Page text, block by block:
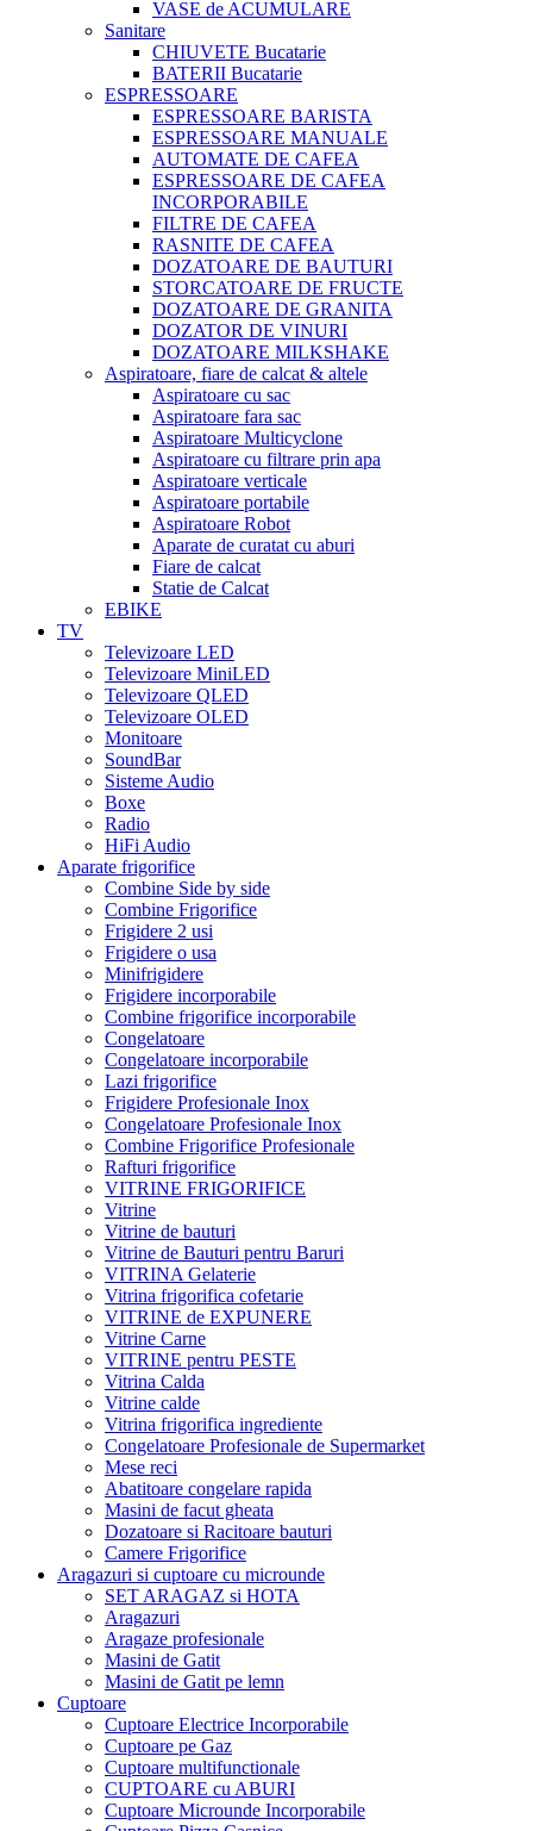
VASE de ACUMULARE
Sanitare
CHIUVETE Bucatarie
BATERII Bucatarie
ESPRESSOARE
ESPRESSOARE BARISTA
ESPRESSOARE MANUALE
AUTOMATE DE CAFEA
ESPRESSOARE DE CAFEA
INCORPORABILE
FILTRE DE CAFEA
RASNITE DE CAFEA
DOZATOARE DE BAUTURI
STORCATOARE DE FRUCTE
DOZATOARE DE GRANITA
DOZATOR DE VINURI
DOZATOARE MILKSHAKE
Aspiratoare, fiare de calcat & altele
Aspiratoare cu sac
Aspiratoare fara sac
Aspiratoare Multicyclone
Aspiratoare cu filtrare prin apa
Aspiratoare verticale
Aspiratoare portabile
Aspiratoare Robot
Aparate de curatat cu aburi
Fiare de calcat
Statie de Calcat
EBIKE
TV
Televizoare LED
Televizoare MiniLED
Televizoare QLED
Televizoare OLED
Monitoare
SoundBar
Sisteme Audio
Boxe
Radio
HiFi Audio
Aparate frigorifice
Combine Side by side
Combine Frigorifice
Frigidere 2 usi
Frigidere o usa
Minifrigidere
Frigidere incorporabile
Combine frigorifice incorporabile
Congelatoare
Congelatoare incorporabile
Lazi frigorifice
Frigidere Profesionale Inox
Congelatoare Profesionale Inox
Combine Frigorifice Profesionale
Rafturi frigorifice
VITRINE FRIGORIFICE
Vitrine
Vitrine de bauturi
Vitrine de Bauturi pentru Baruri
VITRINA Gelaterie
Vitrina frigorifica cofetarie
VITRINE de EXPUNERE
Vitrine Carne
VITRINE pentru PESTE
Vitrina Calda
Vitrine calde
Vitrina frigorifica ingrediente
Congelatoare Profesionale de Supermarket
Mese reci
Abatitoare congelare rapida
Masini de facut gheata
Dozatoare si Racitoare bauturi
Camere Frigorifice
Aragazuri si cuptoare cu microunde
SET ARAGAZ si HOTA
Aragazuri
Aragaze profesionale
Masini de Gatit
Masini de Gatit pe lemn
Cuptoare
Cuptoare Electrice Incorporabile
Cuptoare pe Gaz
Cuptoare multifunctionale
CUPTOARE cu ABURI
Cuptoare Microunde Incorporabile